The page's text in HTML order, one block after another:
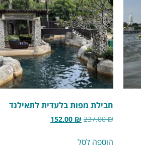
חבילת מפות בלעדית לתאילנד
237.00₪
152.00 ₪
הוספה לסל